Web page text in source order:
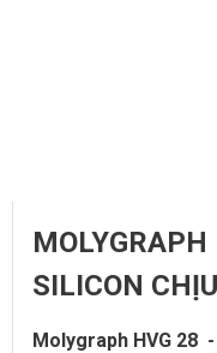
SILICON
TOÀN THỰC
Molygraph HVG 28